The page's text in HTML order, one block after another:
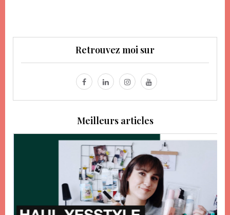
Retrouvez moi sur
Meilleurs articles